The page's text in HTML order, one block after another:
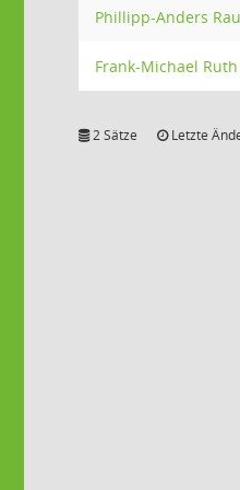
Phillipp-Anders Rau
Frank-Michael Ruth
2 Sätze Letzte